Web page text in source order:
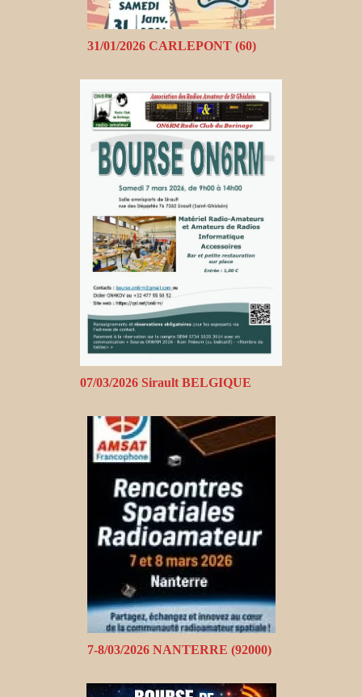
31/01/2026 CARLEPONT (60)
07/03/2026 Sirault BELGIQUE
7-8/03/2026 NANTERRE (92000)